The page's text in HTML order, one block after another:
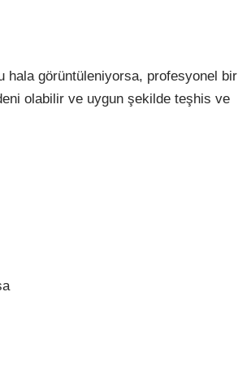
hala görüntüleniyorsa, profesyonel bir
olabilir ve uygun şekilde teşhis ve